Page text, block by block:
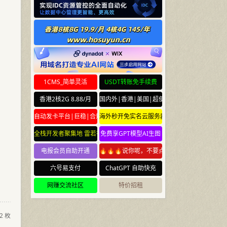
2 枚
1CMS_简单灵活
USDT转账免手续费
香港2核2G 8.88/月
国内外|香港|美国|超便宜云服务器
自动发卡平台|巨稳|合规海外秒开免实名云服务器
全栈开发者聚集地 雷若社区 leiruo.com
免费享GPT模型AI生图
电报会员自助开通
🔥🔥🔥说你呢，不要点🔥🔥🔥
六号易支付
ChatGPT 自助快充
网赚交流社区
特价招租